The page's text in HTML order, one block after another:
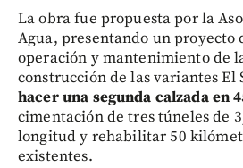
La obra fue propuesta por la
Agua, presentando un proyecto
operación y mantenimiento de
construcción de las variantes El
hacer una segunda calzada en
cimentación de tres túneles de
longitud y rehabilitar 50
existentes.